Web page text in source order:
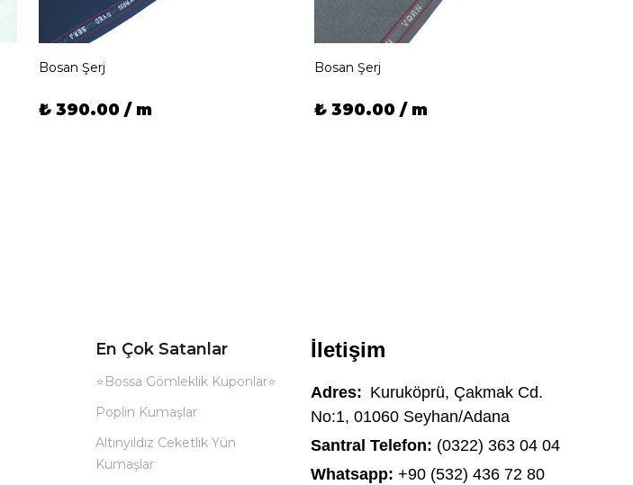
Bosan Şerj
₺ 390.00 / m
Bosan Şerj
₺ 390.00 / m
En Çok Satanlar
⭐Bossa Gömleklik Kuponlar⭐
Poplin Kumaşlar
Altınyıldız Ceketlik Yün
Kumaşlar
İletişim
Adres: Kuruköprü, Çakmak Cd.
No:1, 01060 Seyhan/Adana
Santral Telefon: (0322) 363 04 04
Whatsapp: +90 (532) 436 72 80